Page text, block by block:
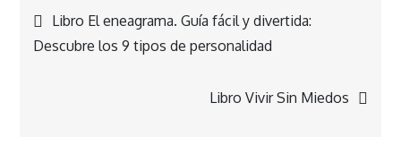
Navegación
de
Libro El eneagrama. Guía fácil y divertida:
Descubre los 9 tipos de personalidad
Libro Vivir Sin Miedos